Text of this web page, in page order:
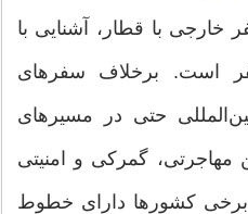
با قطار، آشنایی با
است. برخلاف سفرهای
حتی در مسیرهای
مهاجرتی، گمرکی و امنیتی
کشورها دارای خطوط